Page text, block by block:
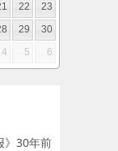
22
23
29
30
4 5 6
》30年前